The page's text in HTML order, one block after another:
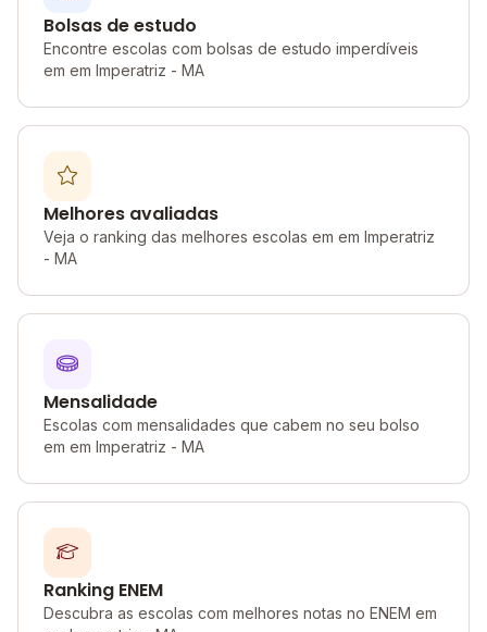
Bolsas de estudo
Encontre escolas com bolsas de estudo imperdíveis
em em Imperatriz - MA
Melhores avaliadas
Veja o ranking das melhores escolas em em Imperatriz
- MA
Mensalidade
Escolas com mensalidades que cabem no seu bolso
em em Imperatriz - MA
Ranking ENEM
Descubra as escolas com melhores notas no ENEM em